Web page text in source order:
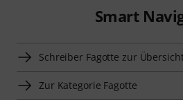
Smart
Schreiber Fagotte zur
Zur Kategorie Fagotte